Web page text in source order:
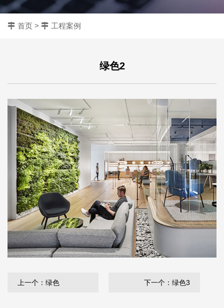
首页 > 工程案例
绿色2
上一个：绿色 下一个：绿色3